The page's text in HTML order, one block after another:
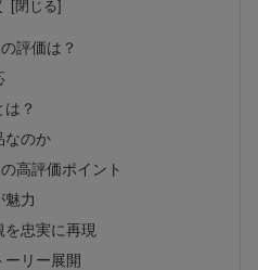
評価は？
？
なのか
高評価ポイント
魅力
忠実に再現
ーリー展開